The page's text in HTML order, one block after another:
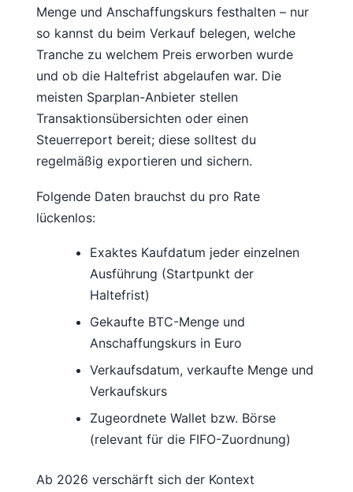
Menge und Anschaffungskurs festhalten – nur
so kannst du beim Verkauf belegen, welche
Tranche zu welchem Preis erworben wurde
und ob die Haltefrist abgelaufen war. Die
meisten Sparplan-Anbieter stellen
Transaktionsübersichten oder einen
Steuerreport bereit; diese solltest du
regelmäßig exportieren und sichern.
Folgende Daten brauchst du pro Rate
lückenlos:
Exaktes Kaufdatum jeder einzelnen
Ausführung (Startpunkt der
Haltefrist)
Gekaufte BTC-Menge und
Anschaffungskurs in Euro
Verkaufsdatum, verkaufte Menge und
Verkaufskurs
Zugeordnete Wallet bzw. Börse
(relevant für die FIFO-Zuordnung)
Ab 2026 verschärft sich der Kontext